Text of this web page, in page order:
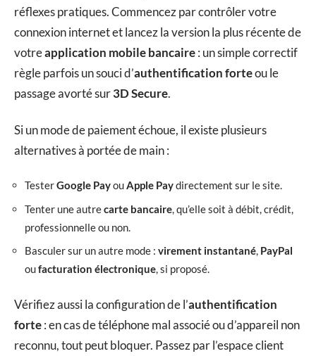
réflexes pratiques. Commencez par contrôler votre
connexion internet et lancez la version la plus récente de
votreapplication mobile bancaire: un simple correctif
règle parfois un souci d’authentification forteou le
passage avorté sur3D Secure.
Si un mode de paiement échoue, il existe plusieurs
alternatives à portée de main :
TesterGoogle PayouApple Paydirectement sur le site.
Tenter une autrecarte bancaire, qu’elle soit à débit, crédit,
professionnelle ou non.
Basculer sur un autre mode : virement instantané, PayPal
oufacturation électronique, si proposé.
Vérifiez aussi la configuration de l’authentification
forte: en cas de téléphone mal associé ou d’appareil non
reconnu, tout peut bloquer. Passez par l’espace client